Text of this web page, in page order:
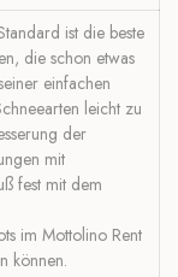
ist die beste
die schon etwas
einfachen
leicht zu
der
mit
fest mit dem
im Mottolino Rent
können.